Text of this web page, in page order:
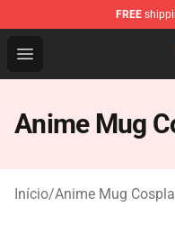
FREE
Open menu
Anime Mug Shop -
Anime Mug
Início/Anime Mug